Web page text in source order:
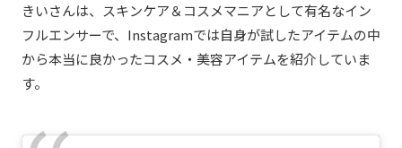
きいさんは、スキンケア＆コスメマニアとして有名なイン
フルエンサーで、Instagramでは自身が試したアイテムの中
から本当に良かったコスメ・美容アイテムを紹介していま
す。